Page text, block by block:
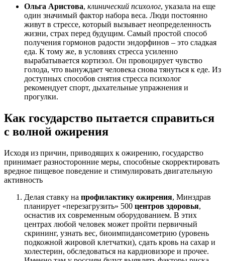
Ольга Аристова, клинический психолог, указала на еще
один значимый фактор набора веса. Люди постоянно
живут в стрессе, который вызывает неопределенность
жизни, страх перед будущим. Самый простой способ
получения гормонов радости эндорфинов – это сладкая
еда. К тому же, в условиях стресса усиленно
вырабатывается кортизол. Он провоцирует чувство
голода, что вынуждает человека снова тянуться к еде. Из
доступных способов снятия стресса психолог
рекомендует спорт, дыхательные упражнения и
прогулки.
Как государство пытается справиться
с волной ожирения
Исходя из причин, приводящих к ожирению, государство
принимает разносторонние меры, способные скорректировать
вредное пищевое поведение и стимулировать двигательную
активность
Делая ставку на профилактику ожирения, Минздрав
планирует «перезагрузить» 500 центров здоровья,
оснастив их современным оборудованием. В этих
центрах любой человек может пройти первичный
скрининг, узнать вес, биоимпидансометрию (уровень
подкожной жировой клетчатки), сдать кровь на сахар и
холестерин, обследоваться на кардиовизоре и прочее.